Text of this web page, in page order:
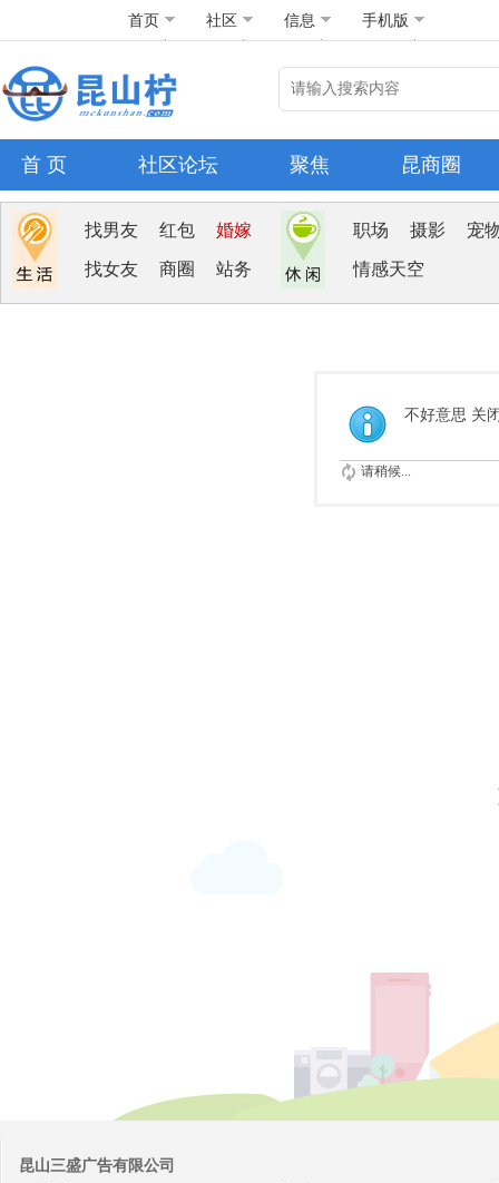
首页 社区 信息 手机版
首 页 社区论坛 聚焦 昆商圈
找男友 红包 婚嫁
找女友 商圈 站务
职场 摄影 宠
情感天空
不好意思 关
请稍候...
昆山三盛广告有限公司